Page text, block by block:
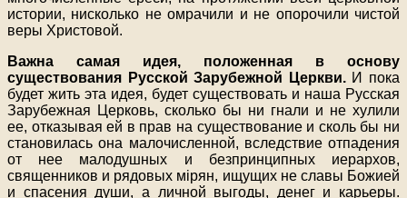
истории, нисколько не омрачили и не опорочили чистой
веры Христовой.
Важна самая идея, положенная в основу
существования Русской Зарубежной Церкви.И пока
будет жить эта идея, будет существовать и наша Русская
Зарубежная Церковь, сколько бы ни гнали и не хулили
ее, отказывая ей в прав на существование и сколь бы ни
становилась она малочисленной, вследствие отпадения
от нее малодушных и безпринципных иерархов,
священников и рядовых мiрян, ищущих не славы Божией
и спасения души, а личной выгоды, денег и карьеры.